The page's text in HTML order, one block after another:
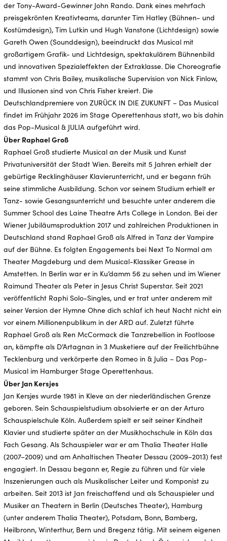
der Tony-Award-Gewinner John Rando. Dank eines mehrfach
preisgekrönten Kreativteams, darunter Tim Hatley (Bühnen- und
Kostümdesign), Tim Lutkin und Hugh Vanstone (Lichtdesign) sowie
Gareth Owen (Sounddesign), beeindruckt das Musical mit
großartigem Grafik- und Lichtdesign, spektakulärem Bühnenbild
und innovativen Spezialeffekten der Extraklasse. Die Choreografie
stammt von Chris Bailey, musikalische Supervision von Nick Finlow,
und Illusionen sind von Chris Fisher kreiert. Die
Deutschlandpremiere von ZURÜCK IN DIE ZUKUNFT – Das Musical
findet im Frühjahr 2026 im Stage Operettenhaus statt, wo bis dahin
das Pop-Musical & JULIA aufgeführt wird.
Über Raphael Groß
Raphael Groß studierte Musical an der Musik und Kunst
Privatuniversität der Stadt Wien. Bereits mit 5 Jahren erhielt der
gebürtige Recklinghäuser Klavierunterricht, und er begann früh
seine stimmliche Ausbildung. Schon vor seinem Studium erhielt er
Tanz- sowie Gesangsunterricht und besuchte unter anderem die
Summer School des Laine Theatre Arts College in London. Bei der
Wiener Jubiläumsproduktion 2017 und zahlreichen Produktionen in
Deutschland stand Raphael Groß als Alfred in Tanz der Vampire
auf der Bühne. Es folgten Engagements bei Next To Normal am
Theater Magdeburg und dem Musical-Klassiker Grease in
Amstetten. In Berlin war er in Ku’damm 56 zu sehen und im Wiener
Raimund Theater als Peter in Jesus Christ Superstar. Seit 2021
veröffentlicht Raphi Solo-Singles, und er trat unter anderem mit
seiner Version der Hymne Ohne dich schlaf ich heut Nacht nicht ein
vor einem Millionenpublikum in der ARD auf. Zuletzt führte
Raphael Groß als Ren McCormack die Tanzrebellion in Footloose
an, kämpfte als D’Artagnan in 3 Musketiere auf der Freilichtbühne
Tecklenburg und verkörperte den Romeo in & Julia – Das Pop-
Musical im Hamburger Stage Operettenhaus.
Über Jan Kersjes
Jan Kersjes wurde 1981 in Kleve an der niederländischen Grenze
geboren. Sein Schauspielstudium absolvierte er an der Arturo
Schauspielschule Köln. Außerdem spielt er seit seiner Kindheit
Klavier und studierte später an der Musikhochschule in Köln das
Fach Gesang. Als Schauspieler war er am Thalia Theater Halle
(2007–2009) und am Anhaltischen Theater Dessau (2009–2013) fest
engagiert. In Dessau begann er, Regie zu führen und für viele
Inszenierungen auch als Musikalischer Leiter und Komponist zu
arbeiten. Seit 2013 ist Jan freischaffend und als Schauspieler und
Musiker an Theatern in Berlin (Deutsches Theater), Hamburg
(unter anderem Thalia Theater), Potsdam, Bonn, Bamberg,
Heilbronn, Winterthur, Bern und Bregenz tätig. Mit seinem eigenen